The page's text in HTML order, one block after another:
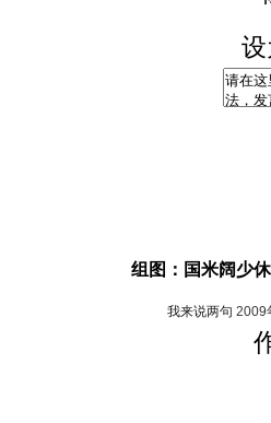
组图：国米阔少
我来说两句 2009